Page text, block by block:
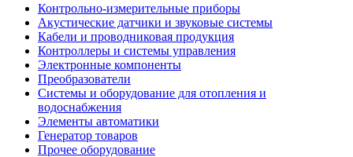
Контрольно-измерительные приборы
Акустические датчики и звуковые системы
Кабели и проводниковая продукция
Контроллеры и системы управления
Электронные компоненты
Преобразователи
Системы и оборудование для отопления и
водоснабжения
Элементы автоматики
Генератор товаров
Прочее оборудование